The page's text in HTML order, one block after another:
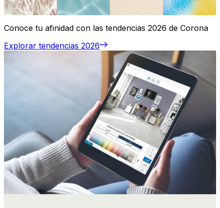
Conoce tu afinidad con las tendencias 2026 de Corona
Explorar tendencias 2026